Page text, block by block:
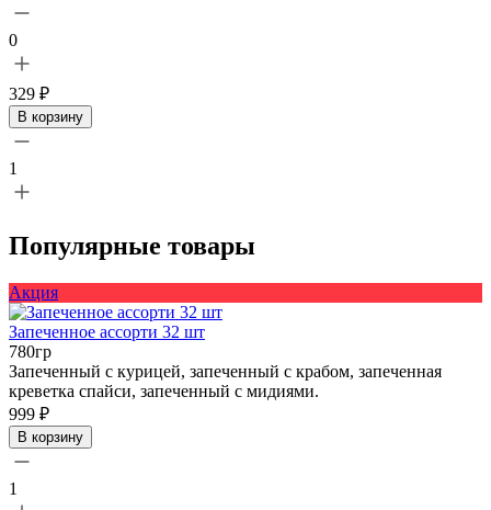
0
329 ₽
В корзину
1
Популярные товары
Акция
Запеченное ассорти 32 шт
780гр
Запеченный с курицей, запеченный с крабом, запеченная
креветка спайси, запеченный с мидиями.
999 ₽
В корзину
1